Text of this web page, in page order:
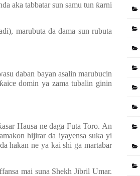
aka tabbatar sun samu tun ƙarni
marubuta da dama sun rubuta
daban bayan asalin marubucin
aice domin ya zama tubalin ginin
asar Hausa ne daga Futa Toro. An
hijirar da iyayensa suka yi
hakan ne ya kai shi ga martabar
mai suna Shekh Jibril Umar.